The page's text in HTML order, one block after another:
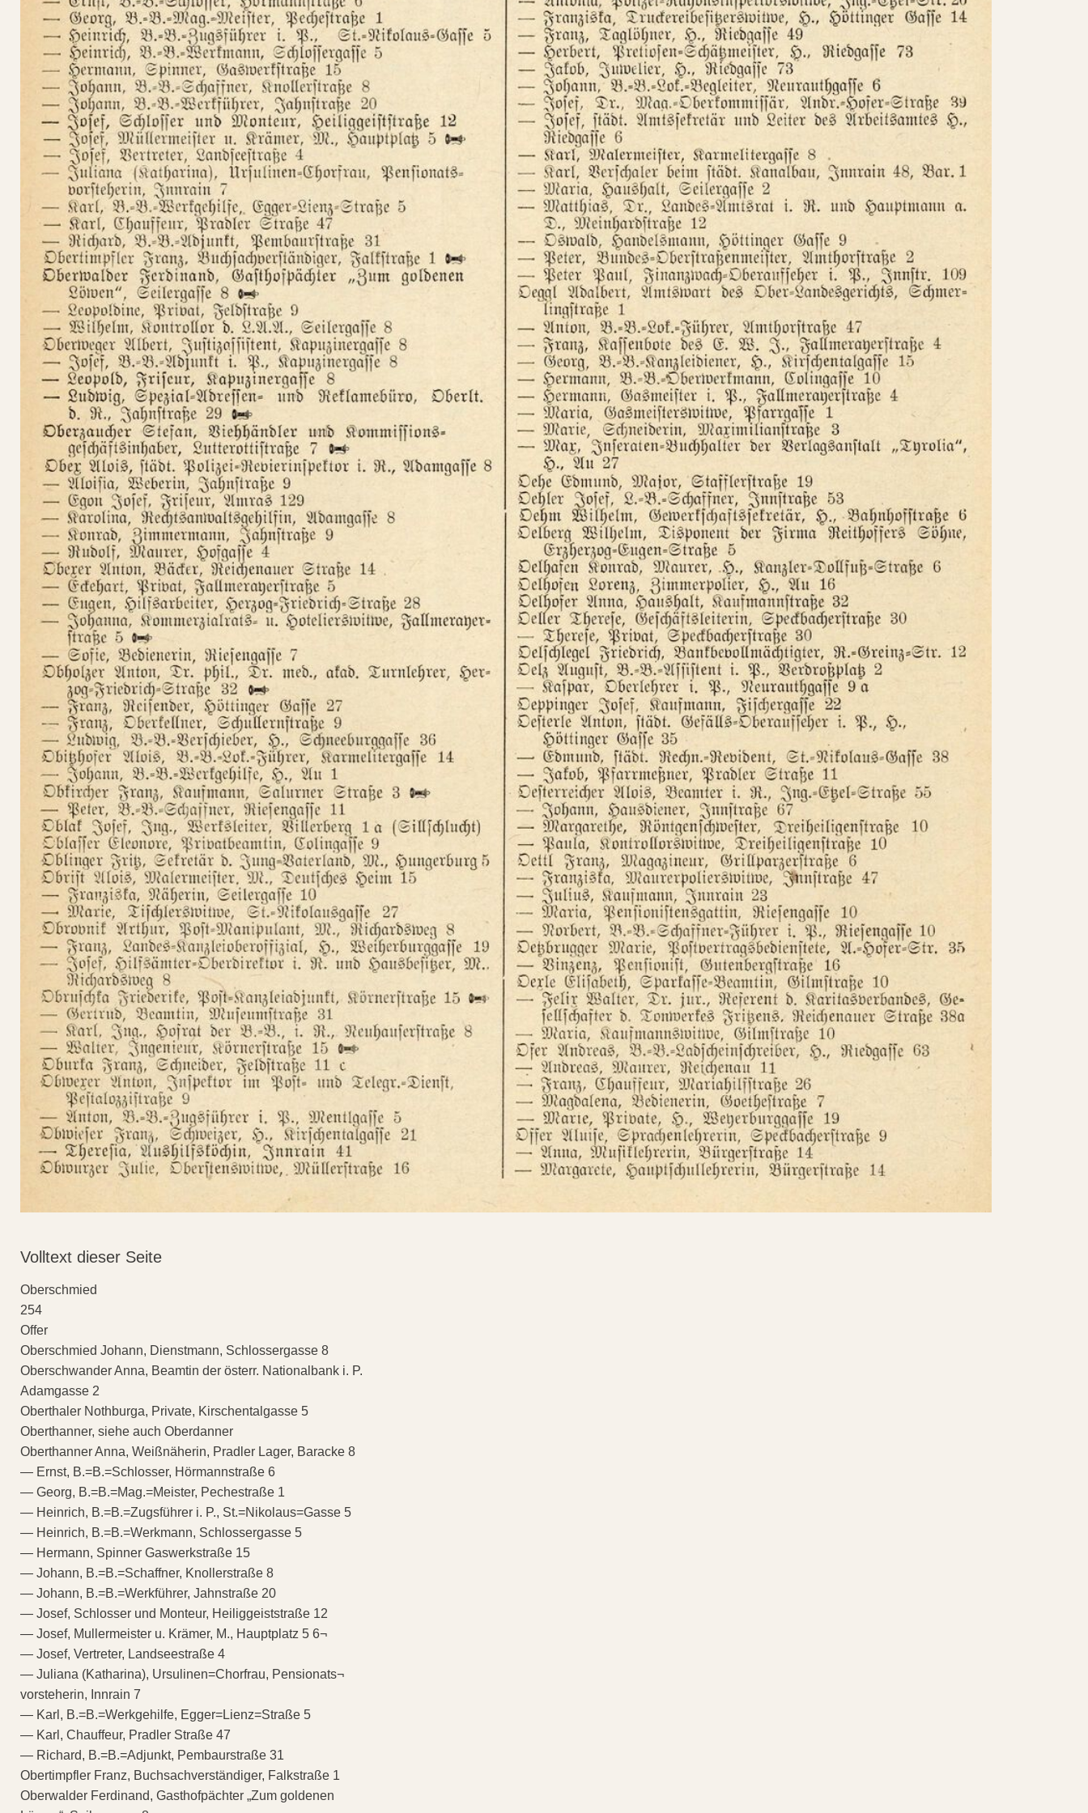
Volltext dieser Seite
Oberschmied
254
Offer
Oberschmied Johann, Dienstmann, Schlossergasse 8
Oberschwander Anna, Beamtin der österr. Nationalbank i. P.
Adamgasse 2
Oberthaler Nothburga, Private, Kirschentalgasse 5
Oberthanner, siehe auch Oberdanner
Oberthanner Anna, Weißnäherin, Pradler Lager, Baracke 8
— Ernst, B.=B.=Schlosser, Hörmannstraße 6
— Georg, B.=B.=Mag.=Meister, Pechestraße 1
— Heinrich, B.=B.=Zugsführer i. P., St.=Nikolaus=Gasse 5
— Heinrich, B.=B.=Werkmann, Schlossergasse 5
— Hermann, Spinner Gaswerkstraße 15
— Johann, B.=B.=Schaffner, Knollerstraße 8
— Johann, B.=B.=Werkführer, Jahnstraße 20
— Josef, Schlosser und Monteur, Heiliggeiststraße 12
— Josef, Mullermeister u. Krämer, M., Hauptplatz 5 6¬
— Josef, Vertreter, Landseestraße 4
— Juliana (Katharina), Ursulinen=Chorfrau, Pensionats¬
vorsteherin, Innrain 7
— Karl, B.=B.=Werkgehilfe, Egger=Lienz=Straße 5
— Karl, Chauffeur, Pradler Straße 47
— Richard, B.=B.=Adjunkt, Pembaurstraße 31
Obertimpfler Franz, Buchsachverständiger, Falkstraße 1
Oberwalder Ferdinand, Gasthofpächter „Zum goldenen